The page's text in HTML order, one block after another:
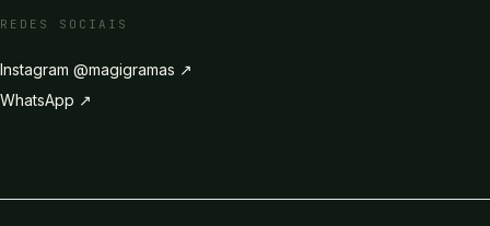
REDES SOCIAIS
Instagram @magigramas ↗
WhatsApp ↗